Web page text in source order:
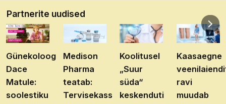
Partnerite uudised
Günekoloog
Dace
Matule:
soolestiku
Medison
Pharma
teatab:
Tervisekassa
Koolitusel
„Suur
süda“
keskenduti
Kaasaegne
ravi
muudab